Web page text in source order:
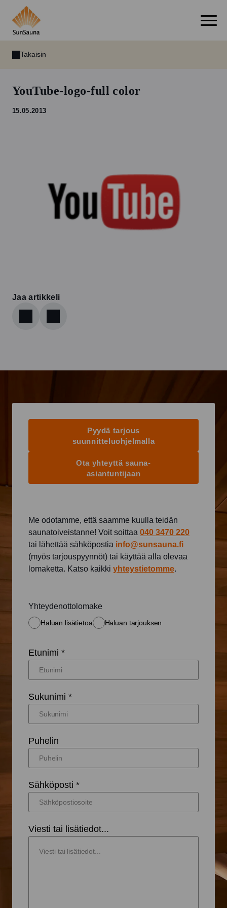
Takaisin
15.05.2013
YouTube-logo-full color
Jaa artikkeli
Pyydä tarjous
suunnitteluohjelmalla
Ota yhteyttä sauna-
asiantuntijaan
Me odotamme, että saamme kuulla teidän
saunatoiveistanne! Voit soittaa 040 3470 220
tai lähettää sähköpostia info@sunsauna.fi
(myös tarjouspyynnöt) tai käyttää alla olevaa
lomaketta. Katso kaikki yhteystietomme.
Yhteydenottolomake
Haluan lisätietoa Haluan tarjouksen
Etunimi *
Sukunimi *
Puhelin
Sähköposti *
Viesti tai lisätiedot...